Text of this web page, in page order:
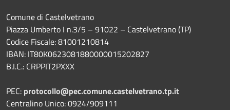
Comune di Castelvetrano
Piazza Umberto I n.3/5 – 91022 – Castelvetrano (TP)
Codice Fiscale: 81001210814
IBAN: IT80K0623081880000015202827
B.I.C.: CRPPIT2PXXX
PEC: protocollo@pec.comune.castelvetrano.tp.it
Centralino Unico: 0924/909111